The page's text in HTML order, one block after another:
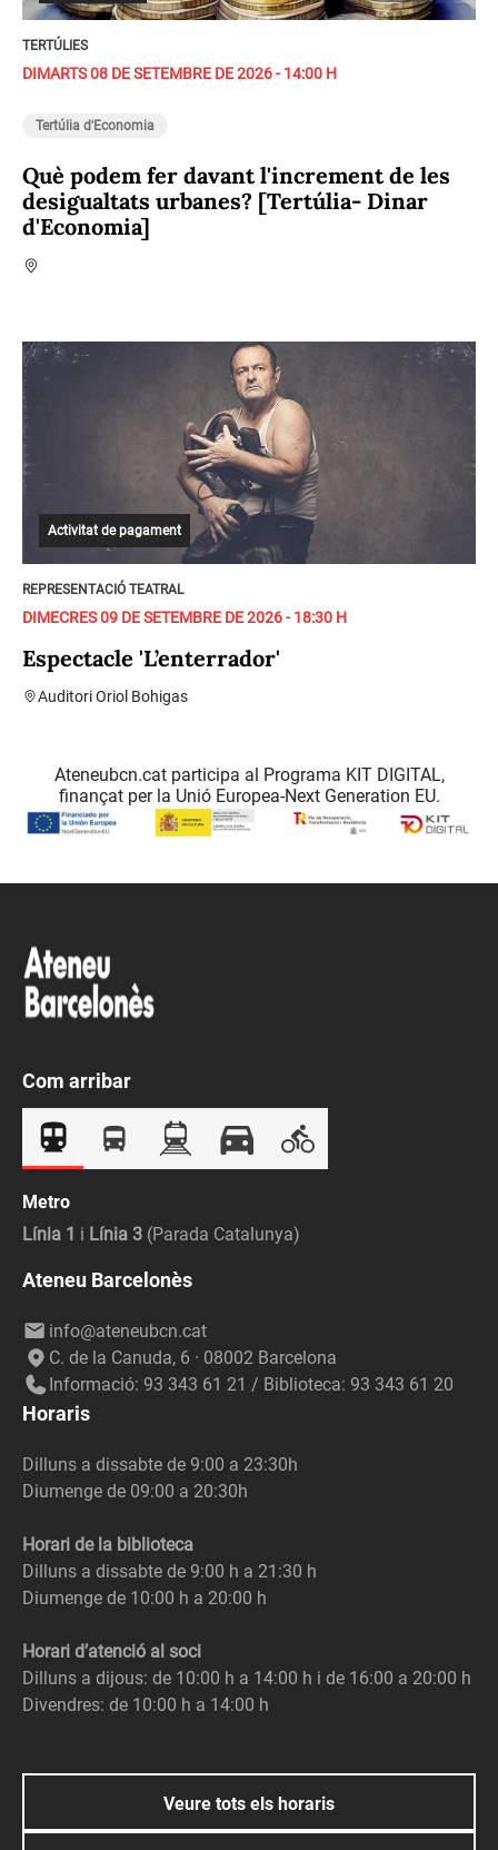
TERTÚLIES
DIMARTS 08 DE SETEMBRE DE 2026 - 14:00 H
Tertúlia d'Economia
Què podem fer davant l'increment de les
desigualtats urbanes? [Tertúlia- Dinar
d'Economia]
Activitat de pagament
REPRESENTACIÓ TEATRAL
DIMECRES 09 DE SETEMBRE DE 2026 - 18:30 H
Espectacle 'L’enterrador'
Auditori Oriol Bohigas
Ateneubcn.cat participa al Programa KIT DIGITAL,
finançat per la Unió Europea-Next Generation EU.
Com arribar
Metro
Línia 1 i Línia 3 (Parada Catalunya)
Ateneu Barcelonès
info@ateneubcn.cat
C. de la Canuda, 6 · 08002 Barcelona
Informació: 93 343 61 21 / Biblioteca: 93 343 61 20
Horaris
Dilluns a dissabte de 9:00 a 23:30h
Diumenge de 09:00 a 20:30h
Horari de la biblioteca
Dilluns a dissabte de 9:00 h a 21:30 h
Diumenge de 10:00 h a 20:00 h
Horari d’atenció al soci
Dilluns a dijous: de 10:00 h a 14:00 h i de 16:00 a 20:00 h
Divendres: de 10:00 h a 14:00 h
Veure tots els horaris